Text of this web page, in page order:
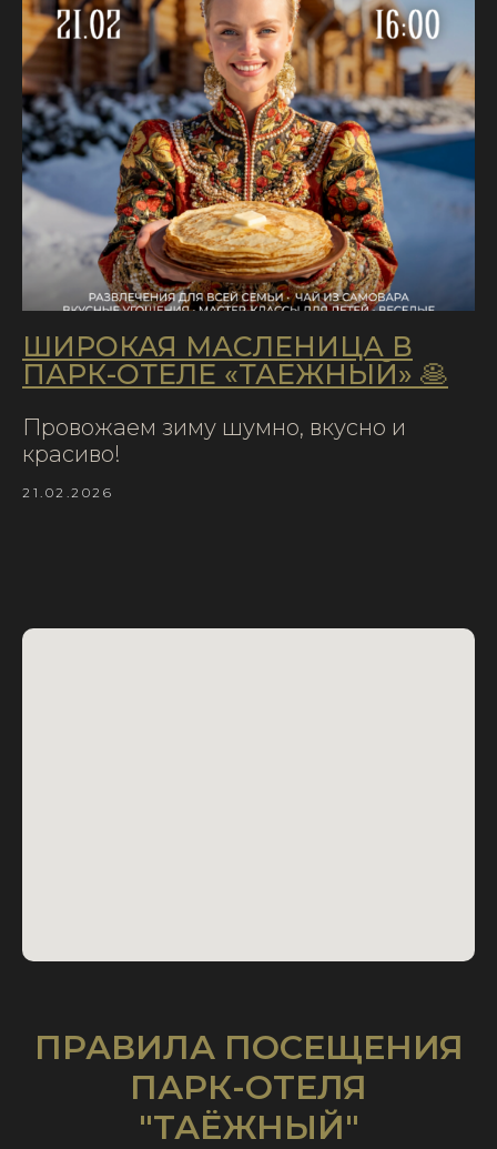
ШИРОКАЯ МАСЛЕНИЦА В
ПАРК-ОТЕЛЕ «ТАЁЖНЫЙ» 🥞
Провожаем зиму шумно, вкусно и
красиво!
21.02.2026
ПРАВИЛА ПОСЕЩЕНИЯ
ПАРК-ОТЕЛЯ
"ТАЁЖНЫЙ"